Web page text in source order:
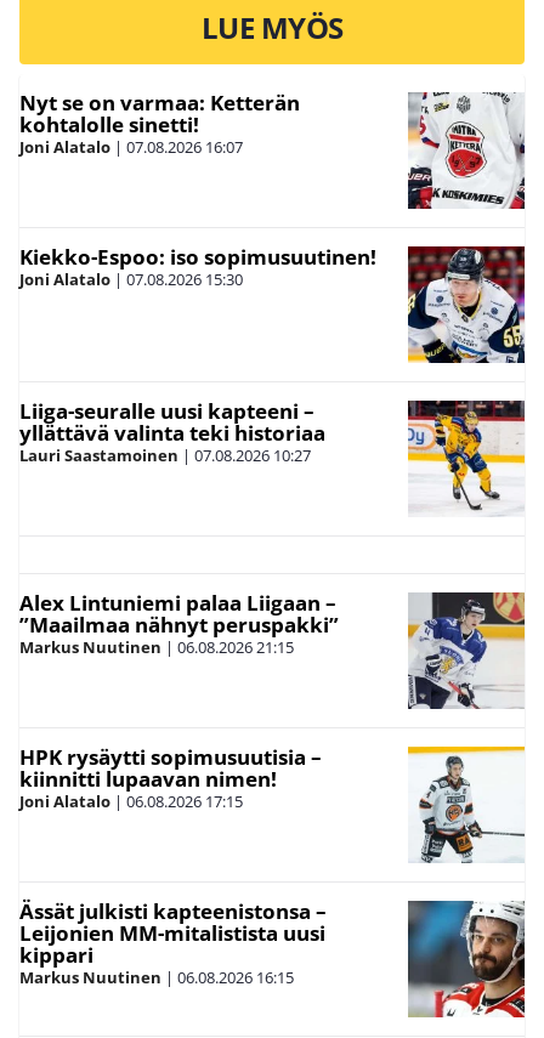
LUE MYÖS
Nyt se on varmaa: Ketterän
kohtalolle sinetti!
Joni Alatalo | 07.08.2026 16:07
Kiekko-Espoo: iso sopimusuutinen!
Joni Alatalo | 07.08.2026 15:30
Liiga-seuralle uusi kapteeni –
yllättävä valinta teki historiaa
Lauri Saastamoinen | 07.08.2026 10:27
Alex Lintuniemi palaa Liigaan –
”Maailmaa nähnyt peruspakki”
Markus Nuutinen | 06.08.202621:15
HPK rysäytti sopimusuutisia –
kiinnitti lupaavan nimen!
Joni Alatalo | 06.08.2026 17:15
Ässät julkisti kapteenistonsa –
Leijonien MM-mitalistista uusi
kippari
Markus Nuutinen | 06.08.2026 16:15